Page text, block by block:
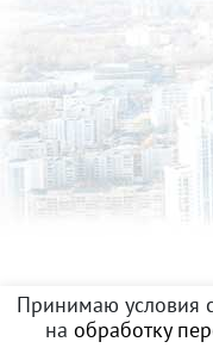
Принимаю условия
на обработку